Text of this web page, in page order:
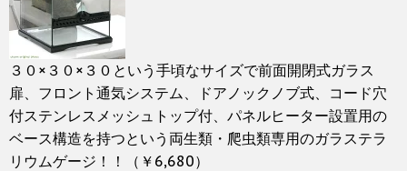
３０×３０×３０という手頃なサイズで前面開閉式ガラス
扉、フロント通気システム、ドアノックノブ式、コード穴
付ステンレスメッシュトップ付、パネルヒーター設置用の
ベース構造を持つという両生類・爬虫類専用のガラステラ
リウムゲージ！！（￥6,680）